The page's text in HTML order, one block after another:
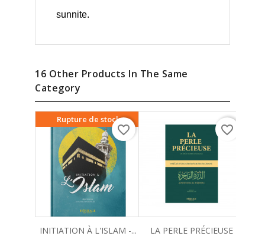
sunnite.
16 Other Products In The Same
Category
Rupture de stock
INITIATION À L'ISLAM -...
favorite_border
LA PERLE PRÉCIEUSE
favorite_border